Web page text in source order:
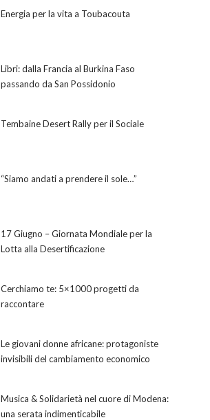
Energia per la vita a Toubacouta
Libri: dalla Francia al Burkina Faso
passando da San Possidonio
Tembaine Desert Rally per il Sociale
“Siamo andati a prendere il sole…”
17 Giugno – Giornata Mondiale per la
Lotta alla Desertificazione
Cerchiamo te: 5×1000 progetti da
raccontare
Le giovani donne africane: protagoniste
invisibili del cambiamento economico
Musica & Solidarietà nel cuore di Modena:
una serata indimenticabile